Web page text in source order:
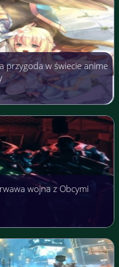
przygoda w świecie anime
wojna z Obcymi